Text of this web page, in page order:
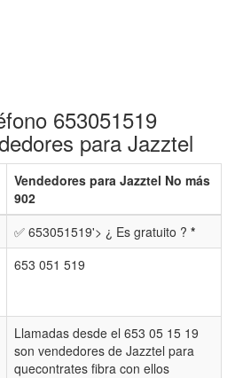
653051519
para Jazztel
Vendedores para Jazztel No más
902
✅ 653051519'> ¿ Es gratuito ? *
653 051 519
Llamadas desde el 653 05 15 19
son vendedores de Jazztel para
quecontrates fibra con ellos